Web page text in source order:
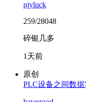
njyluck
259/28048
碎银几多
1天前
原创
PLC设备之间数